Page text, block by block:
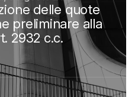
delle quote
preliminare alla
2932 c.c.